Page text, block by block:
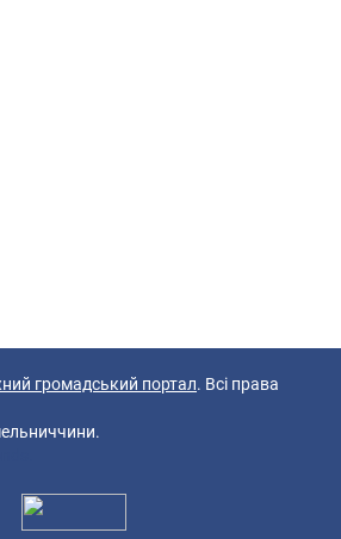
громадський портал. Всі права